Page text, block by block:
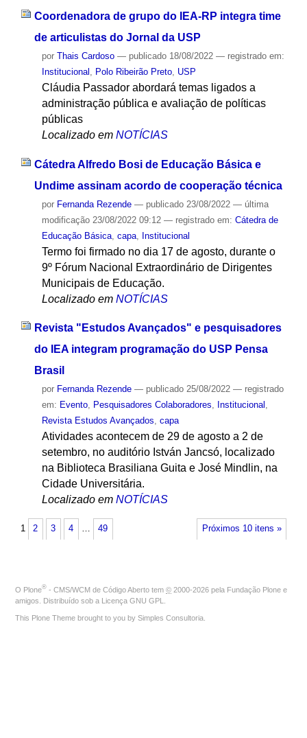
Coordenadora de grupo do IEA-RP integra time
de articulistas do Jornal da USP
por Thais Cardoso — publicado18/08/2022 — registrado em:
Institucional
Polo Ribeirão Preto, USP
Cláudia Passador abordará temas ligados a
administração pública e avaliação de políticas
públicas
Localizado em NOTÍCIAS
Cátedra Alfredo Bosi de Educação Básica e
Undime assinam acordo de cooperação técnica
por Fernanda Rezende — publicado23/08/2022 — última
modificação23/08/2022 09:12 — registrado em: Cátedra de
Educação Básica, capa, Institucional
Termo foi firmado no dia 17 de agosto, durante o
9º Fórum Nacional Extraordinário de Dirigentes
Municipais de Educação.
Localizado em NOTÍCIAS
Revista "Estudos Avançados" e pesquisadores
do IEA integram programação do USP Pensa
Brasil
por Fernanda Rezende — publicado25/08/2022 — registrado
em: Evento, Pesquisadores Colaboradores, Institucional ,
Revista Estudos Avançados, capa
Atividades acontecem de 29 de agosto a 2 de
setembro, no auditório István Jancsó, localizado
na Biblioteca Brasiliana Guita e José Mindlin, na
Cidade Universitária.
Localizado em NOTÍCIAS
Próximos 10 itens »
1 2 3 4 … 49
O Plone® - CMS/WCM de Código Aberto tem © 2000-2026 pela Fundação Plone e
amigos. Distribuído sob a Licença GNU GPL
This Plone Theme brought to you by Simples Consultoria